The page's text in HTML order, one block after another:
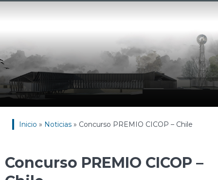
Inicio » Noticias » Concurso PREMIO CICOP – Chile
Concurso PREMIO CICOP –